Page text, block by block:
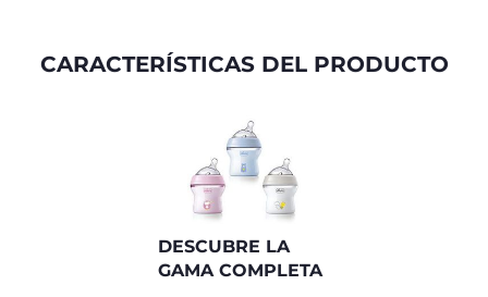
CARACTERÍSTICAS DEL PRODUCTO
DESCUBRE LA
GAMA COMPLETA